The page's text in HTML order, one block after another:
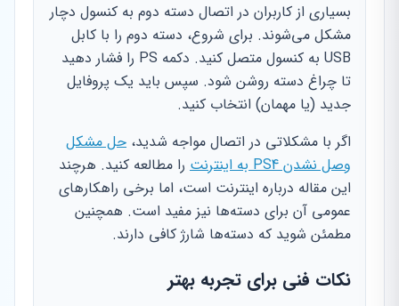
بسیاری از کاربران در اتصال دسته دوم به کنسول دچار
مشکل می‌شوند. برای شروع، دسته دوم را با کابل
USB به کنسول متصل کنید. دکمه PS را فشار دهید
تا چراغ دسته روشن شود. سپس باید یک پروفایل
جدید (یا مهمان) انتخاب کنید.
اگر با مشکلاتی در اتصال مواجه شدید، حل مشکل
وصل نشدن PS4 به اینترنت
را مطالعه کنید. هرچند
این مقاله درباره اینترنت است، اما برخی راهکارهای
عمومی آن برای دسته‌ها نیز مفید است. همچنین
مطمئن شوید که دسته‌ها شارژ کافی دارند.
نکات فنی برای تجربه بهتر